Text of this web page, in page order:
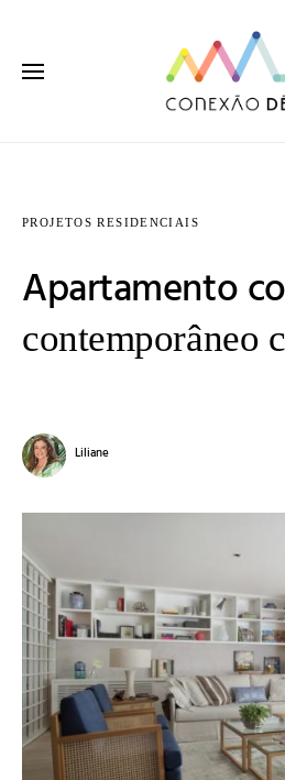
PROJETOS RESIDENCIAIS
Apartamento
contemporâneo
Liliane